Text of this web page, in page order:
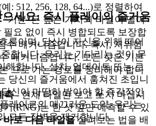
: 512, 256, 128, 64...)로 정렬하여
"기본"은 높은 가치의 타일이 떨어
필요 없이 즉시 병합되도록 보장합
수 메커니즘입니다. 즉시, 저위험
메커니즘입니다. 모든 샷은 기본
으로가는 경로를 정리해야 합니
측- 현재 타일만 보고 쏘지 마십시
(RNG)는 한 샷 앞만 예측할 수 있
바로 다음 타일을살펴보는 법을 배
세요: 즉시 플레이의 즐거움
름이며, 당신이 자신을 위해 떼어
합니다. 우리는 기다리는 것이 무
해합니다. 설치, 업데이트 또는 로
당신의 즐거움에서 훔쳐진 초입니
신이 마땅히 받아야 할 즉각적인
레이로의 매끄러운 도약. 우리는
모든 장벽을 제거합니다.